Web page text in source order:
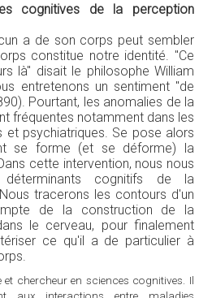
cognitives de la perception
a de son corps peut sembler
constitue notre identité. "Ce
là" disait le philosophe William
entretenons un sentiment "de
Pourtant, les anomalies de la
fréquentes notamment dans les
et psychiatriques. Se pose alors
se forme (et se déforme) la
cette intervention, nous nous
cognitifs de la
tracerons les contours d'un
de la construction de la
le cerveau, pour finalement
ce qu'il a de particulier à
chercheur en sciences cognitives. Il
aux interactions entre maladies